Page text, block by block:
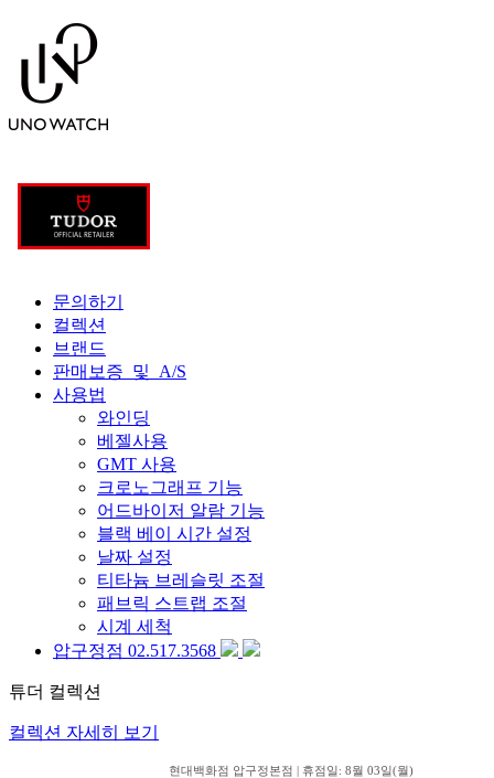
문의하기
컬렉션
브랜드
판매보증 및 A/S
사용법
와인딩
베젤사용
GMT 사용
크로노그래프 기능
어드바이저 알람 기능
블랙 베이 시간 설정
날짜 설정
티타늄 브레슬릿 조절
패브릭 스트랩 조절
시계 세척
압구정점 02.517.3568
튜더 컬렉션
컬렉션 자세히 보기
현대백화점 압구정본점 | 휴점일: 8월 03일(월)